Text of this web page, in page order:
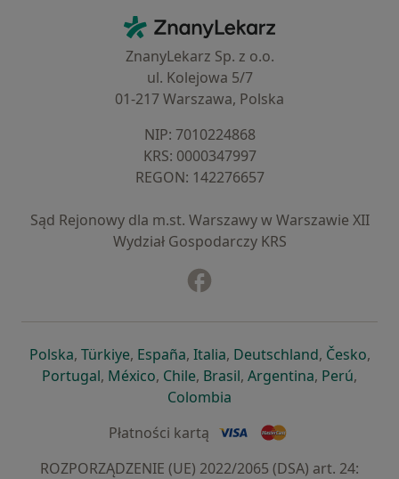
ZnanyLekarz - Strona główna
ZnanyLekarz Sp. z o.o.
ul. Kolejowa 5/7
01-217 Warszawa, Polska
NIP: ⁠7010224868
KRS: ⁠0000347997
REGON: ⁠142276657
Sąd Rejonowy dla m.st. Warszawy w Warszawie XII
Wydział Gospodarczy KRS
Polskaotwiera się w nowej karcie
, Türkiyeotwiera się w nowej karcie
, Españaotwiera się w nowej karcie
, Italiaotwiera się w nowej
, Deutschlandotwiera się
, Česko,
Portugalotwiera się w nowej karcie
, Méxicootwiera się w nowej karcie
, Chileotwiera się w nowej karcie
, Brasilotwiera się w nowej
, Argentinaotwiera się
, Perú,
Colombia
Płatności kartą
ROZPORZĄDZENIE (UE) 2022/2065 (DSA) art. 24: